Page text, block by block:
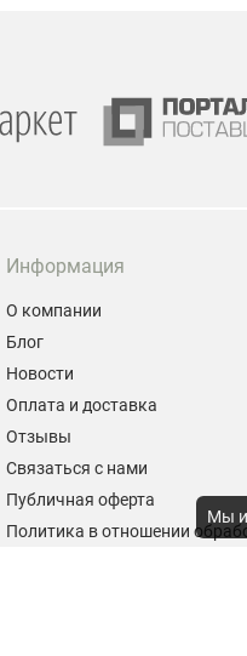
эффективных
проектора.
Информация
О компании
Блог
Новости
Оплата и доставка
Отзывы
Связаться с нами
Публичная оферта
Политика в отношении
Мы